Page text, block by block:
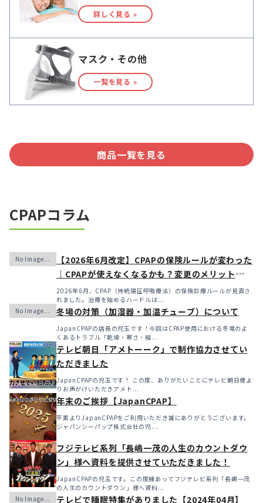
詳しく見る »
マスク・その他
一覧を見る »
商品一覧を見る
CPAPコラム
【2026年6月改定】CPAPの保険ルールが変わった
｜CPAPが使えなくなるかも？変更のメリット・デ
メリットと「購入」という選択肢
2026年6月、CPAP（持続陽圧呼吸療法）の保険診療ルールが見直さ
れました。治療を始めるハードルは...
冬場の対策（加湿器・加温チューブ）について
JapanCPAPの店長の児玉です！今回はCPAP使用における冬場のよ
くあるトラブル「乾燥・寒さ・結...
テレビ朝日「アメトーーク」で制作協力させてい
ただきました
JapanCPAPの児玉です！ この度、ありがたいことにテレビ朝日様よ
りお声がけいただきアメト...
年末のご挨拶【JapanCPAP】
平素よりJapanCPAPをご利用いただき誠にありがとうございます。
ジャパンシーパップ株式会社の児...
フジテレビ系列「長嶋一茂の人生のカウントダウ
ン」様へ資料を提供させていただきました！
JapanCPAPの児玉です。この度縁あってフジテレビ系列「長嶋一茂
の人生のカウントダウン」様へ資料...
テレビで睡眠特集がありました【2024年04月】